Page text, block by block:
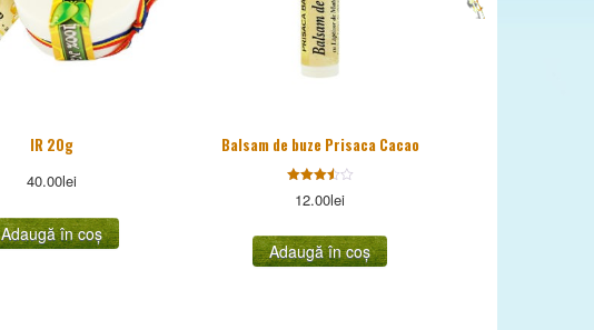
IR 20g
40.00lei
Adaugă în coș
Balsam de buze Prisaca Cacao
la
din 5
12.00lei
Adaugă în coș